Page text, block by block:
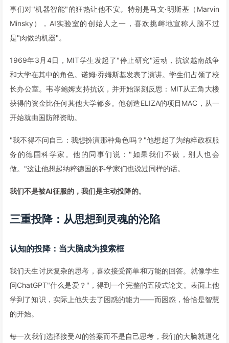
事们对"机器智能"的狂热让他不安。特别是马文·明斯基（Marvin
Minsky），AI实验室的创始人之一，喜欢挑衅地宣称人脑不过
是"肉做的机器"。
1969年3月4日，MIT学生发起了"停止研究"运动，抗议越南战争
和大学在其中的角色。诺姆·乔姆斯基发表了演讲。学生们占领了校
长办公室。韦岑鲍姆支持抗议，并开始深刻反思：MIT从五角大楼
获得的资金比任何其他大学都多。他创造ELIZA的项目MAC，从一
开始就由国防部资助。
"我不得不问自己：我想扮演那种角色吗？"他想起了为纳粹政权服
务的德国科学家。他的同事们说："如果我们不做，别人也会
做。"这让他想起纳粹德国的科学家们也说过同样的话。
我们不是被AI征服的，我们是主动投降的。
三重投降：从思想到灵魂的沦陷
认知的投降：当大脑成为搜索框
我们天生讨厌复杂的思考，喜欢接受简单和万能的回答。就像学生
问ChatGPT"什么是爱？"，得到一个完整的五段式论文。表面上他
学到了知识，实际上他失去了困惑的能力——而困惑，恰恰是智慧
的开始。
每一次我们选择接受AI的答案而不是自己思考，我们的大脑就退化